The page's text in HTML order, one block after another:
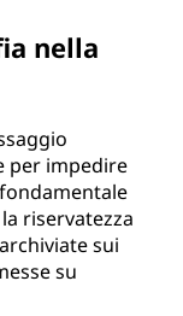
nella
per impedire
riservatezza
sui
su